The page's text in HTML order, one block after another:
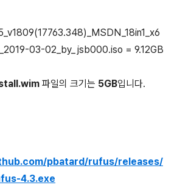
03-02_by_jsb000.iso = 9.12GB
파일의 크기는 5GB입니다.
pbatard/rufus/releases/
4.3.exe